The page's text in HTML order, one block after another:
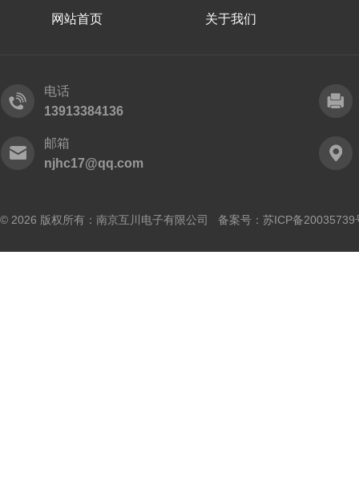
网站首页 关于我们
电话
13913384136
邮箱
njhc17@qq.com
© 2026 版权所有：南京互川电子有限公司 备案号： 苏ICP备20035739